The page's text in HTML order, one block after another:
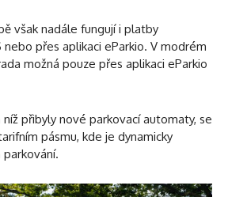
však nadále fungují i ​​platby
přes aplikaci eParkio. V modrém
možná pouze přes aplikaci eParkio
níž přibyly nové parkovací automaty, se
pásmu, kde je dynamicky
parkování.